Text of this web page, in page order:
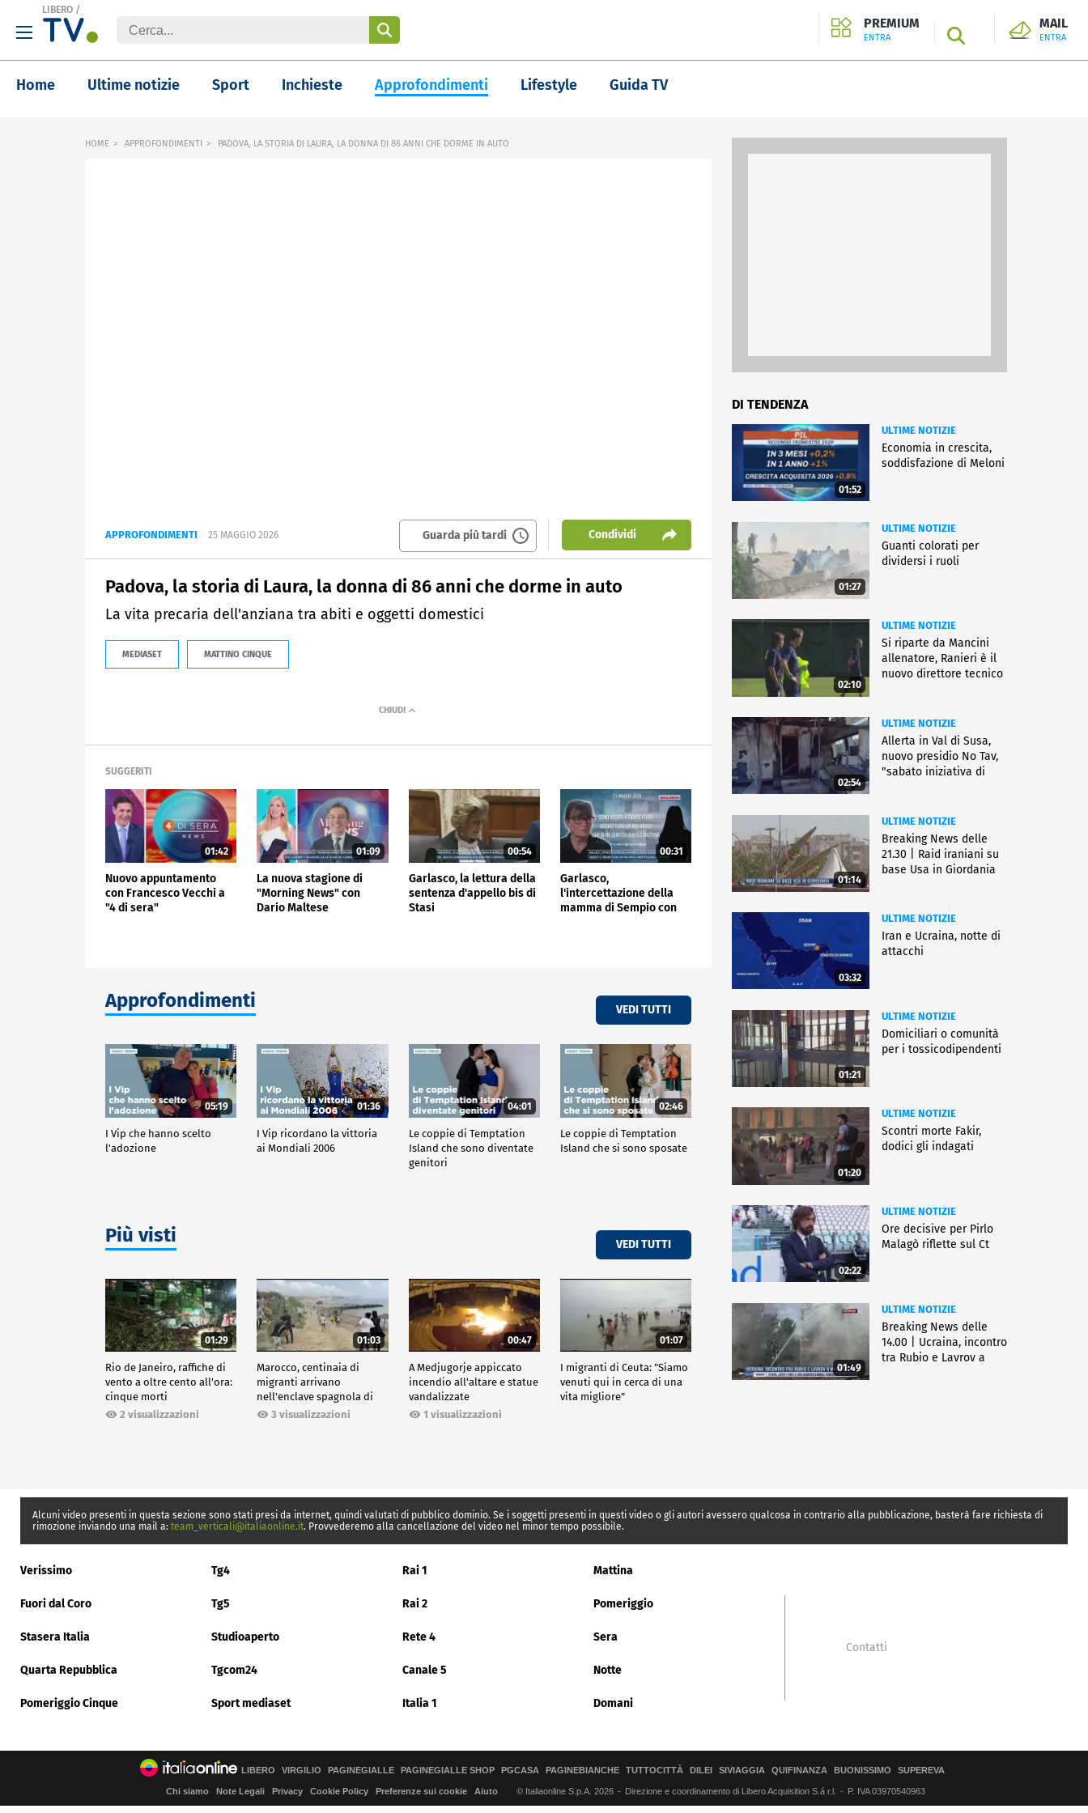
LIBERO /
PREMIUM
ENTRA SEARCH
MAIL
ENTRA
Home Ultime notizie Sport Inchieste Approfondimenti Lifestyle Guida TV
HOME APPROFONDIMENTI PADOVA, LA STORIA DI LAURA, LA DONNA DI 86 ANNI CHE DORME IN AUTO
APPROFONDIMENTI 25 MAGGIO 2026 Guarda più tardi Condividi
Padova, la storia di Laura, la donna di 86 anni che dorme in auto
La vita precaria dell'anziana tra abiti e oggetti domestici
MEDIASET MATTINO CINQUE
SUGGERITI
01:42
Nuovo appuntamento
con Francesco Vecchi a
"4 di sera"
01:09
La nuova stagione di
"Morning News" con
Dario Maltese
00:54
Garlasco, la lettura della
sentenza d'appello bis di
Stasi
00:31
Garlasco,
l'intercettazione della
mamma di Sempio con
Approfondimenti VEDI TUTTI
05:19
I Vip che hanno scelto
l'adozione
01:36
I Vip ricordano la vittoria
ai Mondiali 2006
04:01
Le coppie di Temptation
Island che sono diventate
genitori
02:46
Le coppie di Temptation
Island che si sono sposate
Più visti VEDI TUTTI
01:29
Rio de Janeiro, raffiche di
vento a oltre cento all'ora:
cinque morti
2 visualizzazioni
01:03
Marocco, centinaia di
migranti arrivano
nell'enclave spagnola di
Ceuta3 visualizzazioni
00:47
A Medjugorje appiccato
incendio all'altare e statue
vandalizzate
1 visualizzazioni
01:07
I migranti di Ceuta: "Siamo
venuti qui in cerca di una
vita migliore"
DI TENDENZA
01:52
ULTIME NOTIZIE
Economia in crescita,
soddisfazione di Meloni
01:27
ULTIME NOTIZIE
Guanti colorati per
dividersi i ruoli
02:10
ULTIME NOTIZIE
Si riparte da Mancini
allenatore, Ranieri è il
nuovo direttore tecnico
02:54
ULTIME NOTIZIE
Allerta in Val di Susa,
nuovo presidio No Tav,
"sabato iniziativa di
01:14
ULTIME NOTIZIE
Breaking News delle
21.30 | Raid iraniani su
base Usa in Giordania
03:32
ULTIME NOTIZIE
Iran e Ucraina, notte di
attacchi
01:21
ULTIME NOTIZIE
Domiciliari o comunità
per i tossicodipendenti
01:20
ULTIME NOTIZIE
Scontri morte Fakir,
dodici gli indagati
02:22
ULTIME NOTIZIE
Ore decisive per Pirlo
Malagò riflette sul Ct
01:49
ULTIME NOTIZIE
Breaking News delle
14.00 | Ucraina, incontro
tra Rubio e Lavrov a
Alcuni video presenti in questa sezione sono stati presi da internet, quindi valutati di pubblico dominio. Se i soggetti presenti in questi video o gli autori avessero qualcosa in contrario alla pubblicazione, basterà fare richiesta di
rimozione inviando una mail a: team_verticali@italiaonline.it. Provvederemo alla cancellazione del video nel minor tempo possibile.
Verissimo Tg4 Rai 1 Mattina
Fuori dal Coro Tg5 Rai 2 Pomeriggio
Stasera Italia Studioaperto Rete 4 Sera
Quarta Repubblica Tgcom24 Canale 5 Notte
Pomeriggio Cinque Sport mediaset Italia 1 Domani
Contatti
LIBERO VIRGILIO PAGINEGIALLE PAGINEGIALLE SHOP PGCASA PAGINEBIANCHE TUTTOCITTÀ DILEI SIVIAGGIA QUIFINANZA BUONISSIMO SUPEREVA
Chi siamo Note Legali Privacy Cookie Policy Preferenze sui cookie Aiuto © Italiaonline S.p.A. 2026 Direzione e coordinamento di Libero Acquisition S.á r.l. P. IVA 03970540963